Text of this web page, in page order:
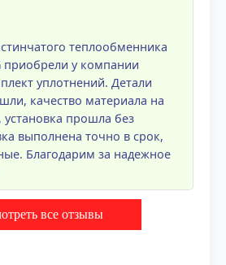
теплообменника
приобрели у компании
уплотнений. Детали
качество материала на
прошла без
выполнена точно в срок,
Благодарим за надежное
все отзывы